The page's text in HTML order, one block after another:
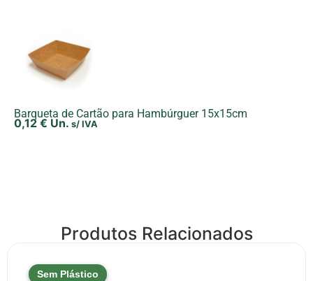
Barqueta de Cartão para Hambúrguer 15x15cm
0,12 € Un. s/ IVA
Produtos Relacionados
Sem Plástico